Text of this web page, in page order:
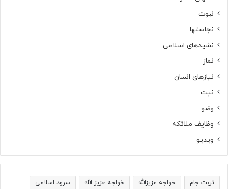
نبوت
نجاستها
نشیدهای اسلامی
نماز
نیازهای انسان
نیت
وضو
وظایف ملائکه
ویدیو
تربت جام خواجه عزیزالله خواجه عزیز الله سرود اسلامی